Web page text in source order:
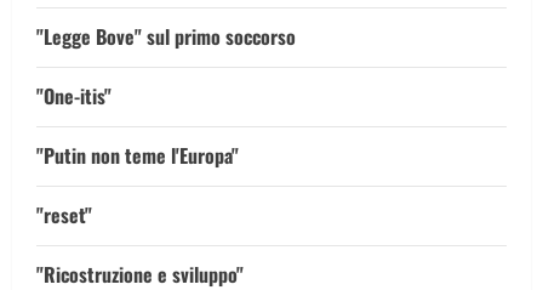
"Legge Bove" sul primo soccorso
"One-itis"
"Putin non teme l'Europa"
"reset"
"Ricostruzione e sviluppo"